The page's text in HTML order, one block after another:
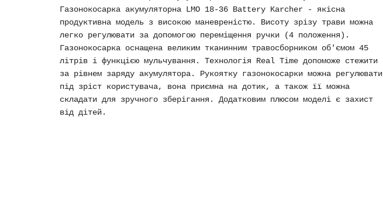
Газонокосарка акумуляторна LMO 18-36 Battery Karcher - якісна
продуктивна модель з високою маневреністю. Висоту зрізу трави можна
легко регулювати за допомогою переміщення ручки (4 положення).
Газонокосарка оснащена великим тканинним травосборником об'ємом 45
літрів і функцією мульчування. Технологія Real Time допоможе стежити
за рівнем заряду акумулятора. Рукоятку газонокосарки можна регулювати
під зріст користувача, вона приємна на дотик, а також її можна
складати для зручного зберігання. Додатковим плюсом моделі є захист
від дітей.